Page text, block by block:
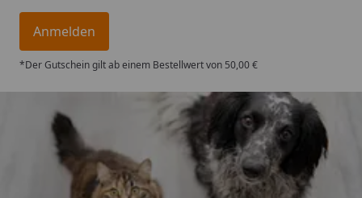
Anmelden
*Der Gutschein gilt ab einem Bestellwert von 50,00 €
Trusted Shops
/ 5